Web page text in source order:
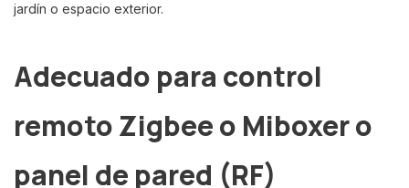
jardín o espacio exterior.
Adecuado para control
remoto Zigbee o Miboxer o
panel de pared (RF)